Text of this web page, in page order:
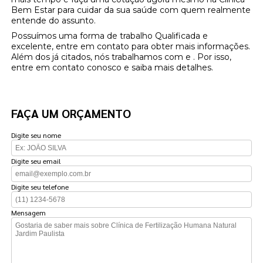
Bem Estar para cuidar da sua saúde com quem realmente
entende do assunto.
Possuímos uma forma de trabalho Qualificada e
excelente, entre em contato para obter mais informações.
Além dos já citados, nós trabalhamos com e . Por isso,
entre em contato conosco e saiba mais detalhes.
FAÇA UM ORÇAMENTO
Digite seu nome
Digite seu email
Digite seu telefone
Mensagem